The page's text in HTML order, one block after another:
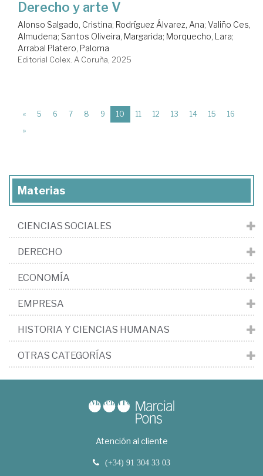
Derecho y arte V
Alonso Salgado, Cristina; Rodríguez Álvarez, Ana; Valiño Ces,
Almudena; Santos Oliveira, Margarida; Morquecho, Lara;
Arrabal Platero, Paloma
Editorial Colex. A Coruña, 2025
« 5 6 7 8 9 10 (current)
11 12 13 14 15
16
»
Materias
CIENCIAS SOCIALES
DERECHO
ECONOMÍA
EMPRESA
HISTORIA Y CIENCIAS HUMANAS
OTRAS CATEGORÍAS
Atención al cliente
(+34) 91 304 33 03